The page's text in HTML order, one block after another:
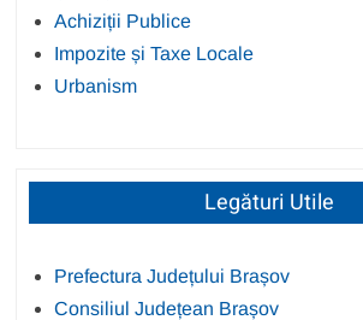
Achiziții Publice
Impozite și Taxe Locale
Urbanism
Legături Utile
Prefectura Județului Brașov
Consiliul Județean Brașov